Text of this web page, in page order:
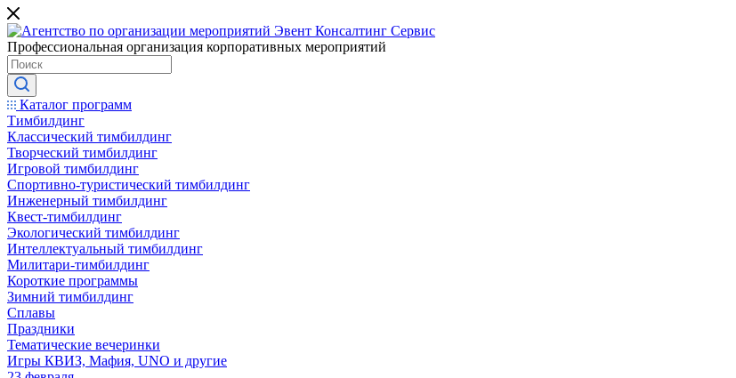
Профессиональная организация корпоративных мероприятий
Каталог программ
Тимбилдинг
Классический тимбилдинг
Творческий тимбилдинг
Игровой тимбилдинг
Спортивно-туристический тимбилдинг
Инженерный тимбилдинг
Квест-тимбилдинг
Экологический тимбилдинг
Интеллектуальный тимбилдинг
Милитари-тимбилдинг
Короткие программы
Зимний тимбилдинг
Сплавы
Праздники
Тематические вечеринки
Игры КВИЗ, Мафия, UNO и другие